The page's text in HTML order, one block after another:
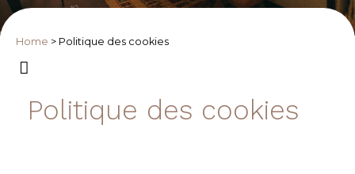
Home > Politique des cookies
Politique des cookies